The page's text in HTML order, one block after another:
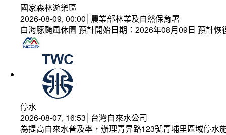
國家森林遊樂區
2026-08-09, 00:00│農業部林業及自然保育署
白海豚颱風休園 預計開始日期：2026年08月09日 預計
停水
2026-08-07, 16:53│台灣自來水公司
為提高自來水普及率，辦理青昇路123號青埔里區域停水